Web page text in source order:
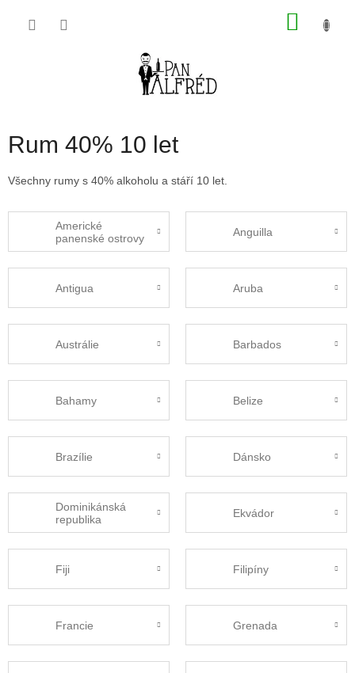
Rum 40% 10 let
Všechny rumy s 40% alkoholu a stáří 10 let.
Americké
panenské ostrovy
Anguilla
Antigua Aruba
Austrálie Barbados
Bahamy Belize
Brazílie Dánsko
Dominikánská
republika
Ekvádor
Fiji Filipíny
Francie Grenada